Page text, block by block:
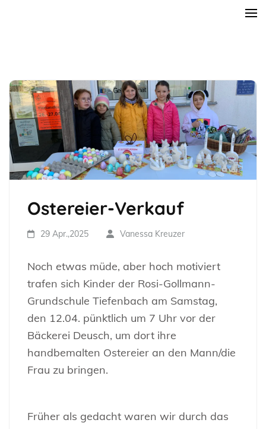
drücken)
Ostereier-Verkauf
29 Apr.,2025 Vanessa Kreuzer
Noch etwas müde, aber hoch motiviert
trafen sich Kinder der Rosi-Gollmann-
Grundschule Tiefenbach am Samstag,
den 12.04. pünktlich um 7 Uhr vor der
Bäckerei Deusch, um dort ihre
handbemalten Ostereier an den Mann/die
Frau zu bringen.
Früher als gedacht waren wir durch das